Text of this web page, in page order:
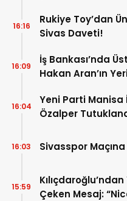
Rukiye Toy’dan
Sivas Daveti!
16:16
İş Bankası’nda
Hakan Aran’ın
16:09
Yeni Parti Manisa
Özalper
16:04
Sivasspor
16:03
Çeken Mesaj:
15:59